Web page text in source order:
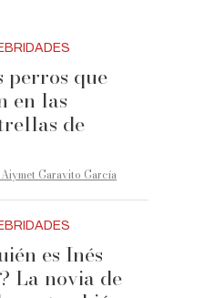
perros que
en las
de
Garavito García
es Inés
La novia de